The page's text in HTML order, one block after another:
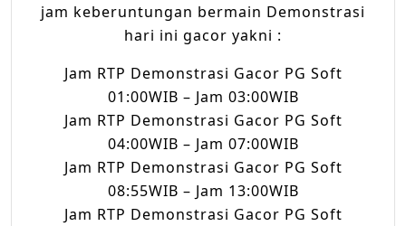
jam keberuntungan bermain Demonstrasi
hari ini gacor yakni :
Jam RTP Demonstrasi Gacor PG Soft
01:00WIB – Jam 03:00WIB
Jam RTP Demonstrasi Gacor PG Soft
04:00WIB – Jam 07:00WIB
Jam RTP Demonstrasi Gacor PG Soft
08:55WIB – Jam 13:00WIB
Jam RTP Demonstrasi Gacor PG Soft